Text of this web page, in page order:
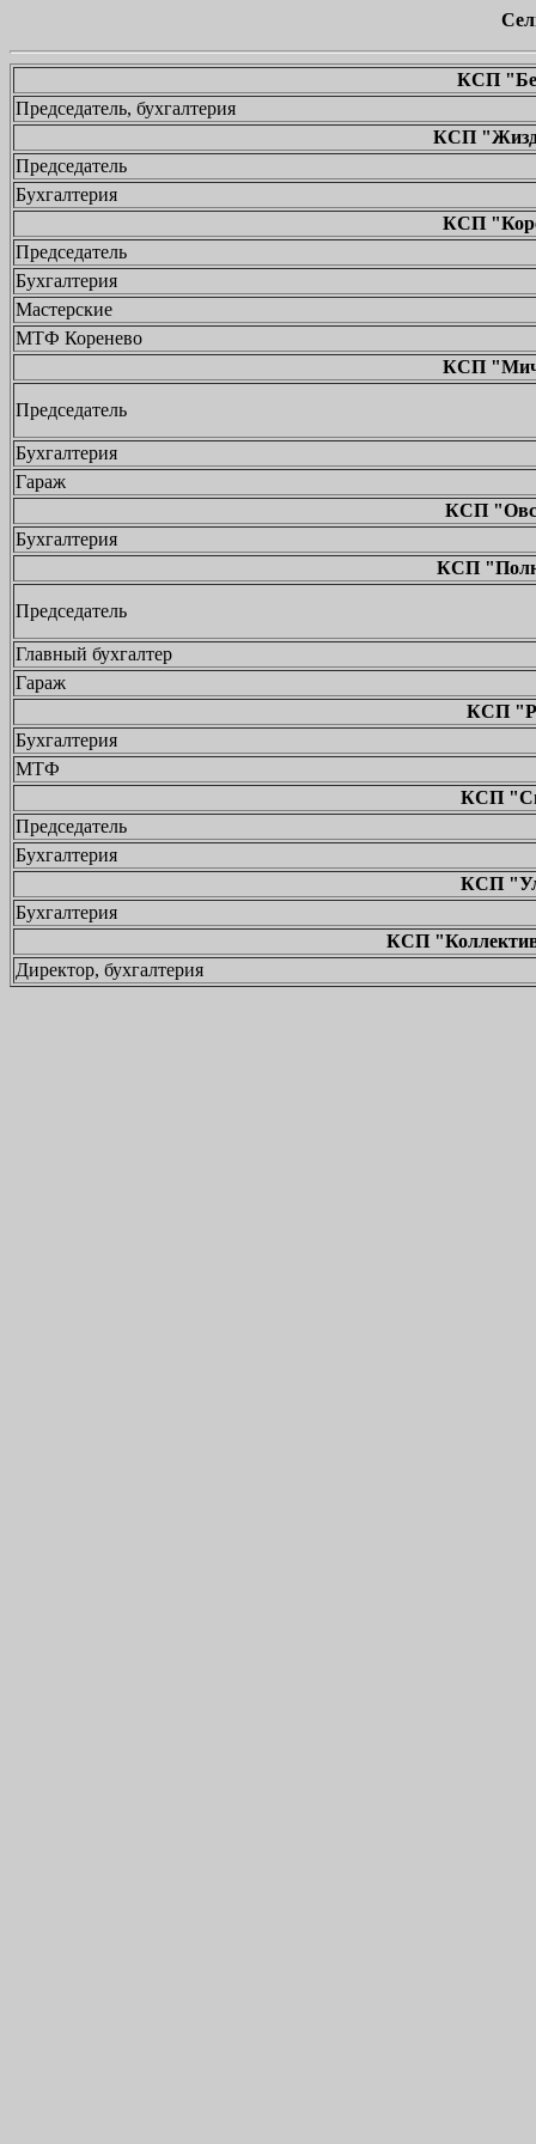
КСП
Председатель, бухгалтерия
КСП
Председатель
Бухгалтерия
КСП
Председатель
Бухгалтерия
Мастерские
МТФ Коренево
КСП
Председатель
Бухгалтерия
Гараж
КСП
Бухгалтерия
КСП
Председатель
Главный бухгалтер
Гараж
КСП
Бухгалтерия
МТФ
КСП
Председатель
Бухгалтерия
КСП
Бухгалтерия
КСП
Директор, бухгалтерия